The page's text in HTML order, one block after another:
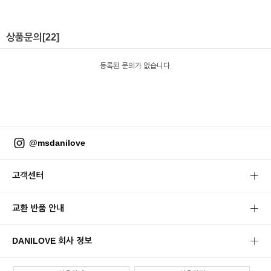
상품문의 [22]
등록된 문의가 없습니다.
@msdanilove
고객센터
교환 반품 안내
DANILOVE 회사 정보